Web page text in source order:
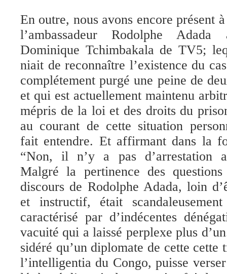
En outre, nous avons encore présent
l’ambassadeur Rodolphe
Dominique Tchimbakala de TV5;
niait de reconnaître l’existence du
complétement purgé une peine de
et qui est actuellement maintenu
mépris de la loi et des droits du
au courant de cette situation
fait entendre. Et affirmant dans la
“Non, il n’y a pas d’arrestation
Malgré la pertinence des
discours de Rodolphe Adada, loin
et instructif, était
caractérisé par d’indécentes
vacuité qui a laissé perplexe plus
sidéré qu’un diplomate de cette cette
l’intelligentia du Congo, puisse